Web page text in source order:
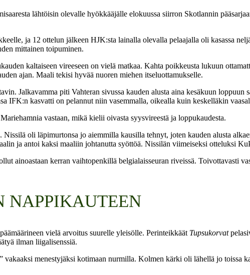
lähtöisin olevalle hyökkääjälle elokuussa siirron Skotlannin
ja 12 ottelun jälkeen HJK:sta lainalla olevalla pelaajalla oli kasassa
mittainen toipuminen.
kaltaiseen vireeseen on vielä matkaa. Kahta poikkeusta lukuun
ajan. Maali tekisi hyvää nuoren miehen itseluottamukselle.
Jalkavamma piti Vahteran sivussa kauden alusta aina kesäkuun
IFK:n kasvatti on pelannut niin vasemmalla, oikealla kuin keskelläkin
vastaan, mikä kielii oivasta syysvireestä ja loppukaudesta.
oli läpimurtonsa jo aiemmilla kausilla tehnyt, joten kauden alusta
ja antoi kaksi maaliin johtanutta syöttöä. Nissilän viimeiseksi otteluksi
ainoastaan kerran vaihtopenkillä belgialaisseuran riveissä. Toivottavasti
NAPPIKAUTEEN
vielä arvoitus suurelle yleisölle. Perinteikkäät Tupsukorvat
ilman liigalisenssiä.
vakaaksi menestyjäksi kotimaan nurmilla. Kolmen kärki oli lähellä jo toissa